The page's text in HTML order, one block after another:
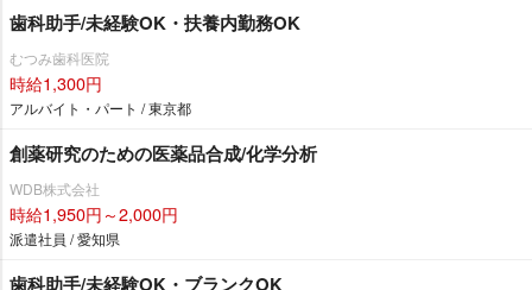
歯科助手/未経験OK・扶養内勤務OK
むつみ歯科医院
時給1,300円
アルバイト・パート / 東京都
創薬研究のための医薬品合成/化学分析
WDB株式会社
時給1,950円～2,000円
派遣社員 / 愛知県
歯科助手/未経験OK・ブランクOK